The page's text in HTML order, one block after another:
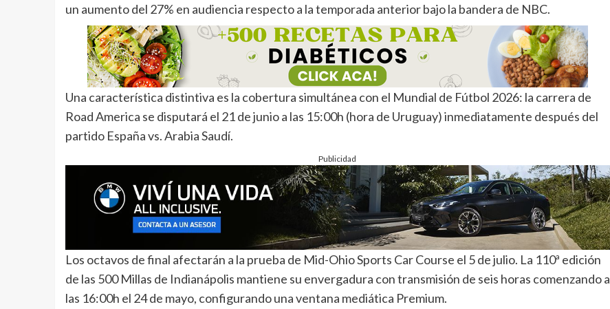
un aumento del 27% en audiencia respecto a la temporada anterior bajo la bandera de NBC.
Una característica distintiva es la cobertura simultánea con el Mundial de Fútbol 2026: la carrera de
Road America se disputará el 21 de junio a las 15:00h (hora de Uruguay) inmediatamente después del
partido España vs. Arabia Saudí.
Publicidad
Los octavos de final afectarán a la prueba de Mid-Ohio Sports Car Course el 5 de julio. La 110ª edición
de las 500 Millas de Indianápolis mantiene su envergadura con transmisión de seis horas comenzando a
las 16:00h el 24 de mayo, configurando una ventana mediática Premium.